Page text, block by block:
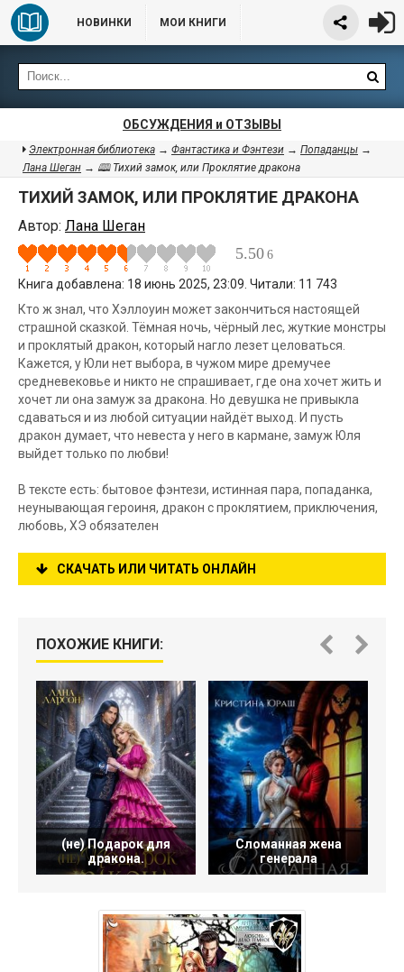
НОВИНКИ МОИ КНИГИ
ОБСУЖДЕНИЯ и ОТЗЫВЫ
Электронная библиотека → Фантастика и Фэнтези → Попаданцы →
Лана Шеган → 🕮 Тихий замок, или Проклятие дракона
ТИХИЙ ЗАМОК, ИЛИ ПРОКЛЯТИЕ ДРАКОНА
Автор: Лана Шеган
5.50 6
Книга добавлена: 18 июнь 2025, 23:09. Читали: 11 743
Кто ж знал, что Хэллоуин может закончиться настоящей
страшной сказкой. Тёмная ночь, чёрный лес, жуткие монстры
и проклятый дракон, который нагло лезет целоваться.
Кажется, у Юли нет выбора, в чужом мире дремучее
средневековье и никто не спрашивает, где она хочет жить и
хочет ли она замуж за дракона. Но девушка не привыкла
сдаваться и из любой ситуации найдёт выход. И пусть
дракон думает, что невеста у него в кармане, замуж Юля
выйдет только по любви!
В тексте есть: бытовое фэнтези, истинная пара, попаданка,
неунывающая героиня, дракон с проклятием, приключения,
любовь, ХЭ обязателен
СКАЧАТЬ ИЛИ ЧИТАТЬ ОНЛАЙН
ПОХОЖИЕ КНИГИ:
(не) Подарок для
дракона.
Сломанная жена
генерала